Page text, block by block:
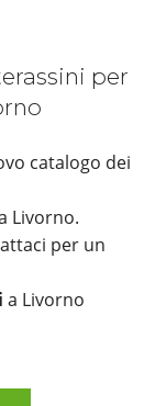
per
catalogo dei
Livorno.
per un
a Livorno